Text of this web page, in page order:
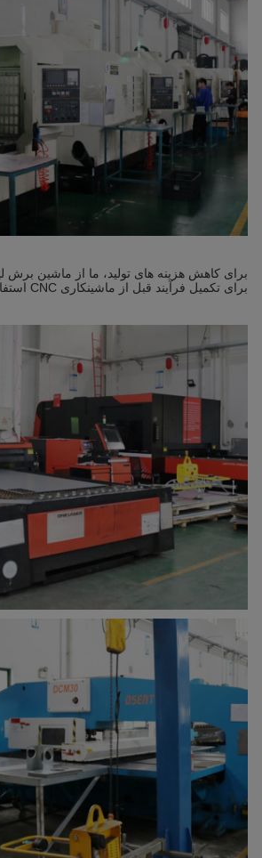
برای کاهش هزینه های تولید، ما از ماشین
برای تکمیل فرآیند قبل از ماشینکاری CNC استفاده می کنیم.